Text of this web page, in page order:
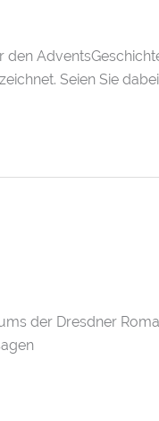
Seien Sie
der Dresdner